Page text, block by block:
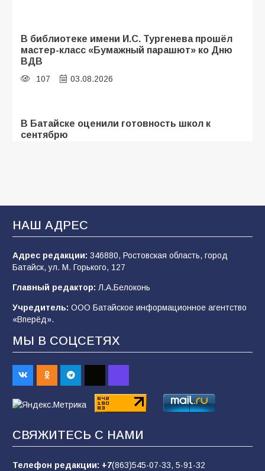
В библиотеке имени И.С. Тургенева прошёл
мастер-класс «Бумажный парашют» ко Дню
ВДВ
107 03.08.2026
В Батайске оценили готовность школ к
сентябрю
образовательного кластера
100 05.08.2026
В Батайске продолжаются дорожные работы
96 04.08.2026
деле происходит в армии России в августе
2026 года
94 03.08.2026
пропагандистский вброс
НАШ АДРЕС
Адрес редакции: 346880, Ростовская область, город
Батайск, ул. М. Горького, 127
Главный редактор: Л.А.Белоконь
Учредитель: ООО Батайское информационное агентство
«Вперёд».
МЫ В СОЦСЕТЯХ
СВЯЖИТЕСЬ С НАМИ
Телефон редакции: +7(863)545-07-33, 5-91-32